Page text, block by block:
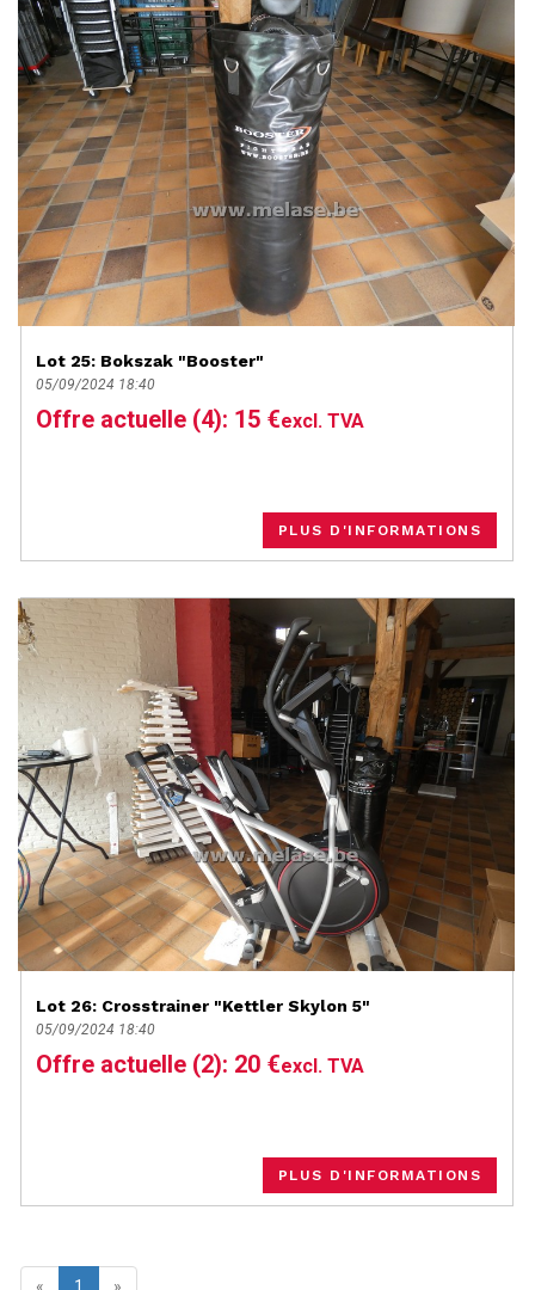
Lot 25: Bokszak "Booster"
05/09/2024 18:40
Offre actuelle (4): 15 €excl. TVA
PLUS D'INFORMATIONS
Lot 26: Crosstrainer "Kettler Skylon 5"
05/09/2024 18:40
Offre actuelle (2): 20 €excl. TVA
PLUS D'INFORMATIONS